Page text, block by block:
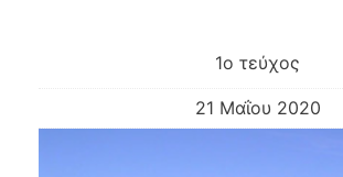
1ο τεύχος
21 Μαΐου 2020